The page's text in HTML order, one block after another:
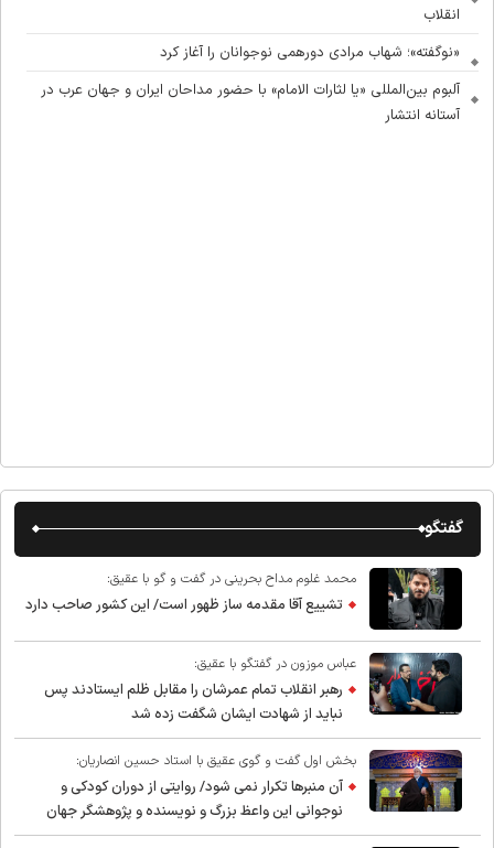
انقلاب
«نوگفته»؛ شهاب مرادی دورهمی نوجوانان را آغاز کرد
آلبوم بین‌المللی «یا لثارات الامام» با حضور مداحان ایران و جهان عرب در
آستانه انتشار
گفتگو
محمد غلوم مداح بحرینی در گفت و گو با عقیق:
تشییع آقا مقدمه ساز ظهور است/ این کشور صاحب دارد
عباس موزون در گفتگو با عقیق:
رهبر انقلاب تمام عمرشان را مقابل ظلم ایستادند پس
نباید از شهادت ایشان شگفت زده شد
بخش اول گفت و گوی عقیق با استاد حسین انصاریان:
آن منبرها تکرار نمی شود/ روایتی از دوران کودکی و
نوجوانی این واعظ بزرگ و نویسنده و پژوهشگر جهان
اسلام